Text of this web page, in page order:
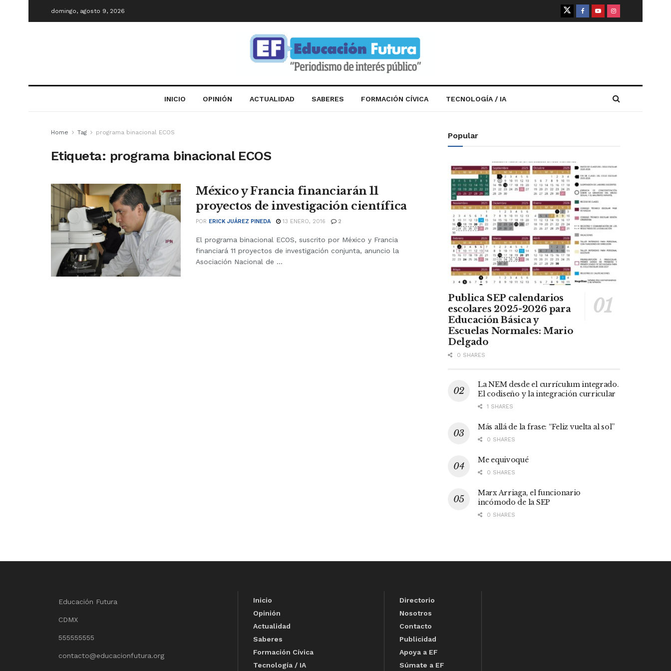
domingo, agosto 9, 2026
INICIO OPINIÓN ACTUALIDAD SABERES FORMACIÓN CÍVICA TECNOLOGÍA / IA
Home Tag programa binacional ECOS
Etiqueta: programa binacional ECOS
México y Francia financiarán 11
proyectos de investigación científica
POR ERICK JUÁREZ PINEDA 13 ENERO, 2016 2
El programa binacional ECOS, suscrito por México y Francia
financiará 11 proyectos de investigación conjunta, anuncio la
Asociación Nacional de ...
Popular
Publica SEP calendarios
escolares 2025-2026 para
Educación Básica y
Escuelas Normales: Mario
Delgado
0 SHARES
La NEM desde el currículum integrado.
El codiseño y la integración curricular
1 SHARES
Más allá de la frase: “Feliz vuelta al sol”
0 SHARES
Me equivoqué
0 SHARES
Marx Arriaga, el funcionario
incómodo de la SEP
0 SHARES
Educación Futura
CDMX
555555555
contacto@educacionfutura.org
Inicio
Opinión
Actualidad
Saberes
Formación Cívica
Tecnología / IA
Directorio
Nosotros
Contacto
Publicidad
Apoya a EF
Súmate a EF